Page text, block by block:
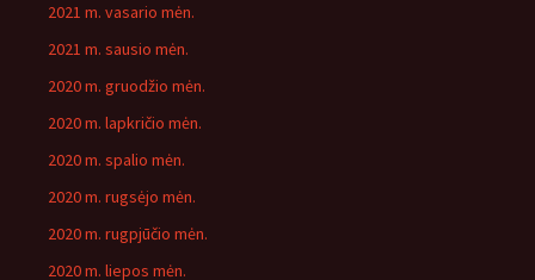
2021 m. vasario mėn.
2021 m. sausio mėn.
2020 m. gruodžio mėn.
2020 m. lapkričio mėn.
2020 m. spalio mėn.
2020 m. rugsėjo mėn.
2020 m. rugpjūčio mėn.
2020 m. liepos mėn.